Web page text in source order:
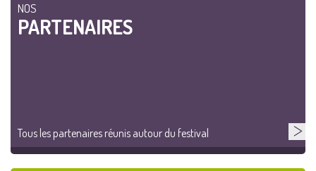
NOS
PARTENAIRES
Tous les partenaires réunis autour du festival